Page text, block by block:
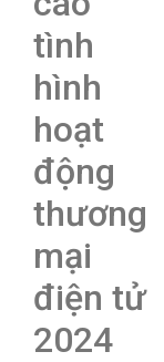
tình
hình
hoạt
động
thương
mại
điện tử
2024